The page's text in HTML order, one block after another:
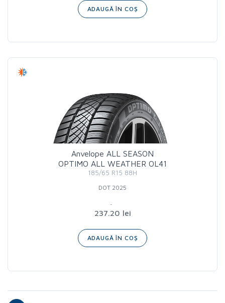
ADAUGĂ ÎN COȘ
Anvelope ALL SEASON
OPTIMO ALL WEATHER OL41
185/65 R15 88H
DOT 2025
237.20 lei
ADAUGĂ ÎN COȘ